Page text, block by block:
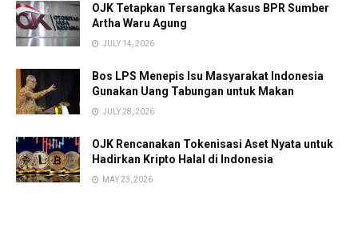
OJK Tetapkan Tersangka Kasus BPR Sumber
Artha Waru Agung
JULY 14, 2026
Bos LPS Menepis Isu Masyarakat Indonesia
Gunakan Uang Tabungan untuk Makan
JULY 28, 2026
OJK Rencanakan Tokenisasi Aset Nyata untuk
Hadirkan Kripto Halal di Indonesia
MAY 23, 2026